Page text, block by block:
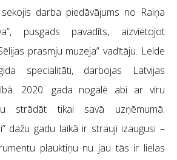
darba piedāvājums no Raiņa
pusgads pavadīts, aizvietojot
prasmju muzeja” vadītāju. Lelde
specialitāti, darbojas Latvijas
2020. gada nogalē abi ar vīru
strādāt tikai savā uzņēmumā.
dažu gadu laikā ir strauji izaugusi –
plauktiņu nu jau tās ir lielas